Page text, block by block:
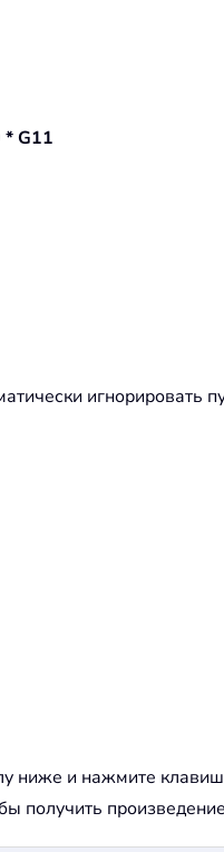
* G11
игнорировать
ниже и нажмите
получить